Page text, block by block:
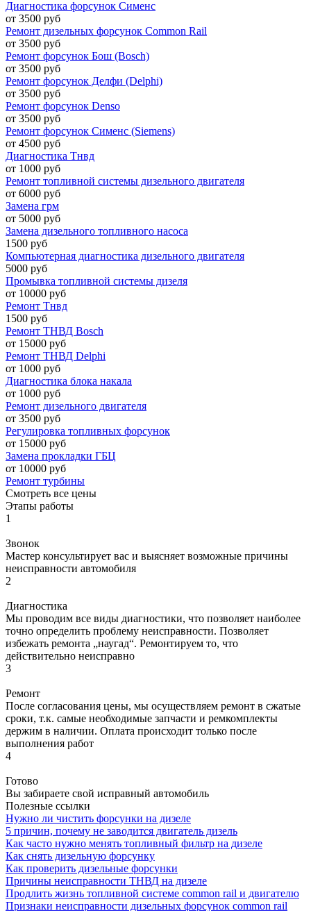
Диагностика форсунок Сименс
от 3500 руб
Ремонт дизельных форсунок Common Rail
от 3500 руб
Ремонт форсунок Бош (Bosch)
от 3500 руб
Ремонт форсунок Делфи (Delphi)
от 3500 руб
Ремонт форсунок Denso
от 3500 руб
Ремонт форсунок Сименс (Siemens)
от 4500 руб
Диагностика Тнвд
от 1000 руб
Ремонт топливной системы дизельного двигателя
от 6000 руб
Замена грм
от 5000 руб
Замена дизельного топливного насоса
1500 руб
Компьютерная диагностика дизельного двигателя
5000 руб
Промывка топливной системы дизеля
от 10000 руб
Ремонт Тнвд
1500 руб
Ремонт ТНВД Bosch
от 15000 руб
Ремонт ТНВД Delphi
от 1000 руб
Диагностика блока накала
от 1000 руб
Ремонт дизельного двигателя
от 3500 руб
Регулировка топливных форсунок
от 15000 руб
Замена прокладки ГБЦ
от 10000 руб
Ремонт турбины
Смотреть все цены
Этапы работы
1
Звонок
Мастер консультирует вас и выясняет возможные причины
неисправности автомобиля
2
Диагностика
Мы проводим все виды диагностики, что позволяет наиболее
точно определить проблему неисправности. Позволяет
избежать ремонта „наугад“. Ремонтируем то, что
действительно неисправно
3
Ремонт
После согласования цены, мы осуществляем ремонт в сжатые
сроки, т.к. самые необходимые запчасти и ремкомплекты
держим в наличии. Оплата происходит только после
выполнения работ
4
Готово
Вы забираете свой исправный автомобиль
Полезные ссылки
Нужно ли чистить форсунки на дизеле
5 причин, почему не заводится двигатель дизель
Как часто нужно менять топливный фильтр на дизеле
Как снять дизельную форсунку
Как проверить дизельные форсунки
Причины неисправности ТНВД на дизеле
Продлить жизнь топливной системе common rail и двигателю
Признаки неисправности дизельных форсунок common rail